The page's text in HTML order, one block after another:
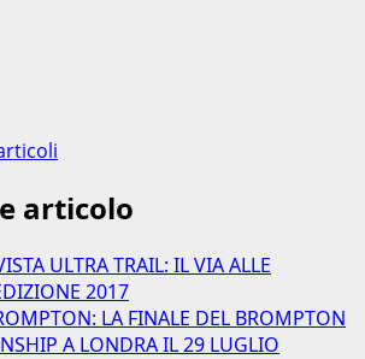
articolo
ULTRA TRAIL: IL VIA ALLE
2017
LA FINALE DEL BROMPTON
A LONDRA IL 29 LUGLIO